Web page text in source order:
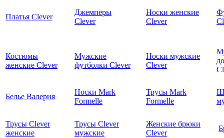
Платья Clever
Джемперы
Clever
Носки женские
Clever
Костюмы
женские Clever
Мужские
футболки Clever
Носки мужские
Clever
Белье Валерия
Носки Mark
Formelle
Трусы Mark
Formelle
Трусы Clever
женские
Трусы Clever
мужские
Женские брюки
Clever